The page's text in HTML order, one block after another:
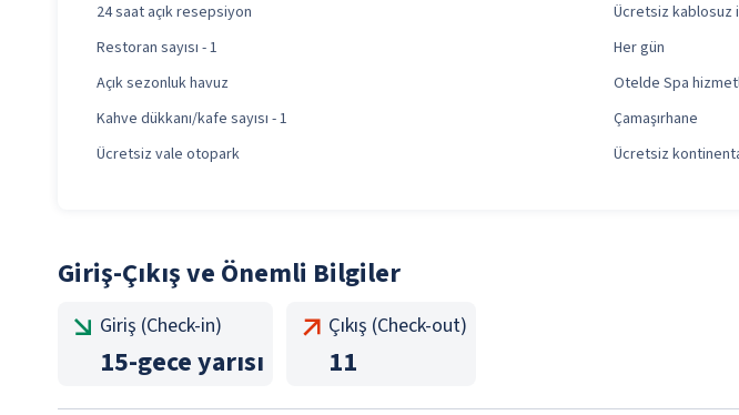
24 saat açık resepsiyon
Ücretsiz kablosuz
Restoran sayısı - 1
Her gün
Açık sezonluk havuz
Otelde Spa
Kahve dükkanı/kafe sayısı - 1
Çamaşırhane
Ücretsiz vale otopark
Ücretsiz
Giriş-Çıkış ve Önemli Bilgiler
Giriş (Check-in)
15-gece yarısı
Çıkış (Check-out)
11